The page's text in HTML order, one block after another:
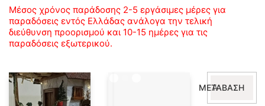
Μέσος χρόνος παράδοσης 2-5 εργάσιμες μέρες για
παραδόσεις εντός Ελλάδας ανάλογα την τελική
διεύθυνση προορισμού και 10-15 ημέρες για τις
παραδόσεις εξωτερικού.
για:
ΜΕΤΆΒΑΣΗ